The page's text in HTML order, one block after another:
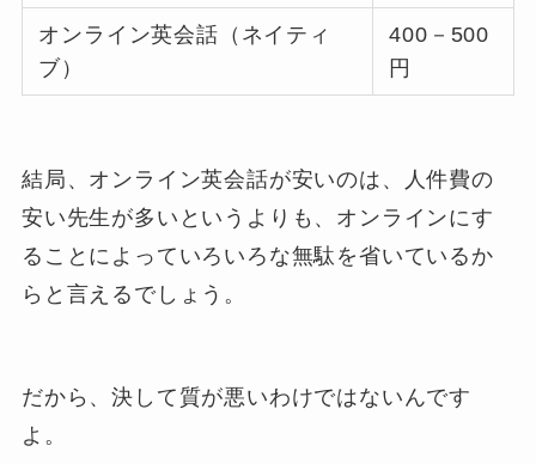
オンライン英会話（ネイティ
ブ）
400－500
円
結局、オンライン英会話が安いのは、人件費の
安い先生が多いというよりも、オンラインにす
ることによっていろいろな無駄を省いているか
らと言えるでしょう。
だから、決して質が悪いわけではないんです
よ。